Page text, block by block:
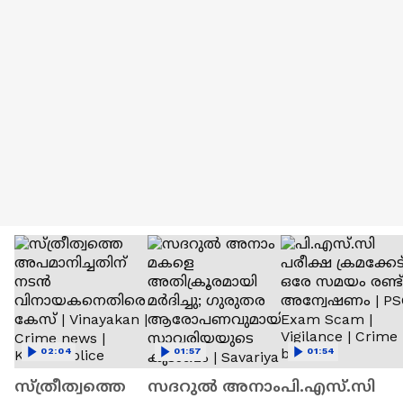
സ്ത്രീത്വത്തെ
02:04
സദറുൽ അനാം
01:57
പി.എസ്.സി
01:54